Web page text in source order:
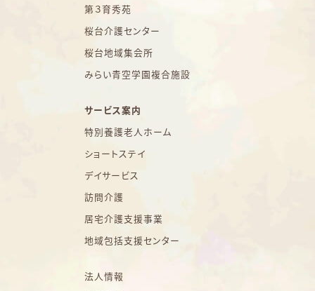
第３育秀苑
桜台介護センター
桜台地域集会所
みらい青空学園複合施設
サービス案内
特別養護老人ホーム
ショートステイ
デイサービス
訪問介護
居宅介護支援事業
地域包括支援センター
法人情報